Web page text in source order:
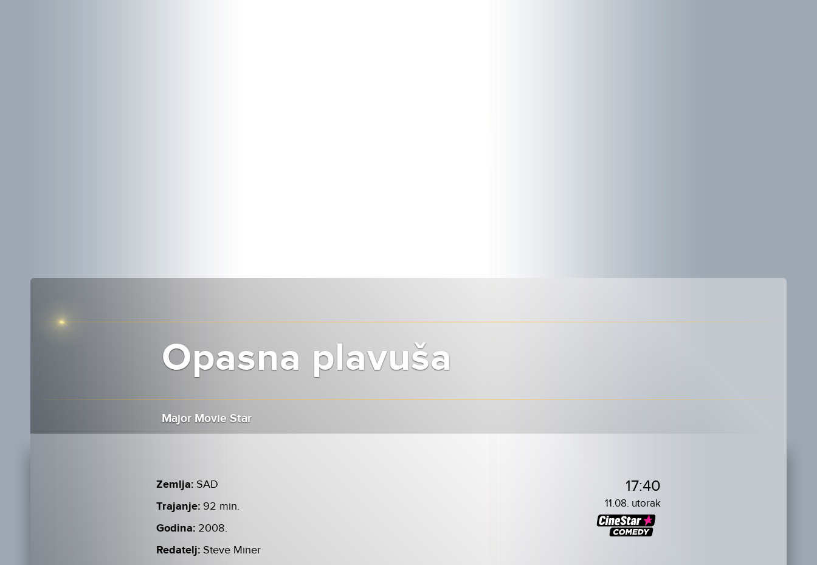
Opasna plavuša
Major Movie Star
Zemlja: SAD
Trajanje: 92 min.
Godina: 2008.
Redatelj: Steve Miner
17:40
11.08. utorak